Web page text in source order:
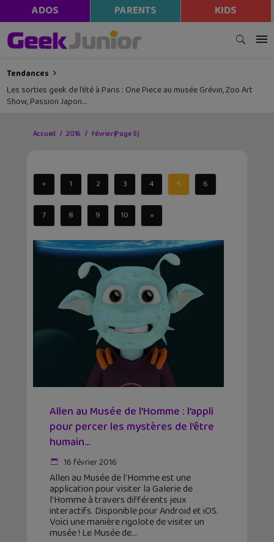
ADOS PARENTS KIDS
Tendances
Les sorties geek de l’été à Paris : One Piece au musée Grévin, Zoo Art
Show, Passion Japon…
Accueil 2016 février(Page 5)
« 1 2 3 4 5 6
7 8 9 10 »
Allen au Musée de l’Homme : l’appli
pour percer les mystères de l’être
humain...
16 février 2016
Allen au Musée de l'Homme est une
application pour visiter la Galerie de
l'Homme à travers différents jeux
interactifs. Disponible pour Android et iOS.
Voici une manière rigolote de visiter un
musée ! Le Musée de